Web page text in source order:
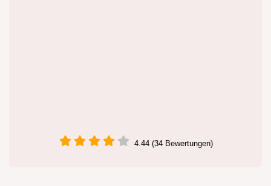
4.44 (34 Bewertungen)